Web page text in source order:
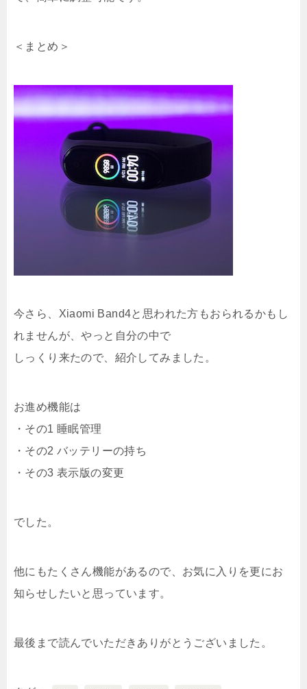
＜まとめ＞
今さら、Xiaomi Band4と思われた方もおられるかもし
れませんが、やっと自分の中で
しっくり来たので、紹介してみました。
お進め機能は
・その1 睡眠管理
・その2 バッテリーの持ち
・その3 表示版の変更
でした。
他にもたくさん機能があるので、お気に入りを更にお
知らせしたいと思っています。
最後まで読んでいただきありがとうございました。